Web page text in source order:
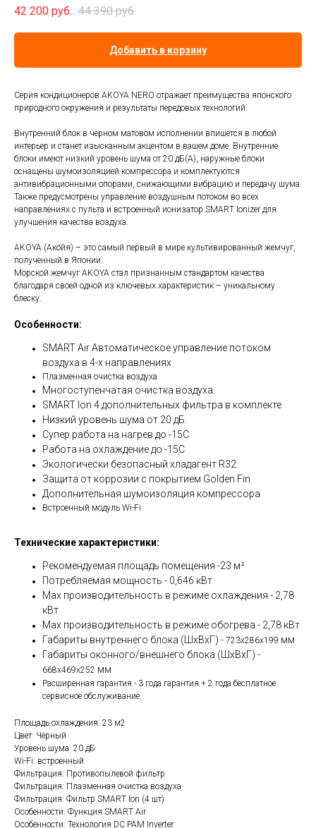
42 200 руб. 44 390 руб.
Добавить в корзину
Серия кондиционеров AKOYA NERO отражает преимущества японского
природного окружения и результаты передовых технологий.
Внутренний блок в черном матовом исполнении впишется в любой
интерьер и станет изысканным акцентом в вашем доме. Внутренние
блоки имеют низкий уровень шума от 20 дБ(А), наружные блоки
оснащены шумоизоляцией компрессора и комплектуются
антивибрационными опорами, снижающими вибрацию и передачу шума.
Также предусмотрены управление воздушным потоком во всех
направлениях с пульта и встроенный ионизатор SMART Ionizer для
улучшения качества воздуха.
AKOYA (Ако́йя) – это самый первый в мире культивированный жемчуг,
полученный в Японии.
Морской жемчуг AKOYA стал признанным стандартом качества
благодаря своей одной из ключевых характеристик – уникальному
блеску.
Особенности:
SMART Air Автоматическое управление потоком
воздуха в 4-х направлениях
Плазменная очистка воздуха
Многоступенчатая очистка воздуха.
SMART Ion 4 дополнительных фильтра в комплекте
Низкий уровень шума от 20 дБ.
Супер работа на нагрев до -15С
Работа на охлаждение до -15С
Экологически безопасный хладагент R32.
Защита от коррозии с покрытием Golden Fin
Дополнительная шумоизоляция компрессора
Встроенный модуль Wi-Fi
Технические характеристики:
Рекомендуемая площадь помещения -23 м²
Потребляемая мощность - 0,646 кВт
Мах производительность в режиме охлаждения - 2,78
кВт
Мах производительность в режиме обогрева - 2,78 кВт
Габариты внутреннего блока (ШхВхГ) - 723x286x199 мм
Габариты оконного/внешнего блока (ШхВхГ) -
668x469x252 мм
Расширенная гарантия - 3 года гарантия + 2 года бесплатное
сервисное обслуживание.
Площадь охлаждения: 23 м2
Цвет: Чёрный
Уровень шума: 20 дБ
Wi-Fi: встроенный
Фильтрация: Противопылевой фильтр
Фильтрация: Плазменная очистка воздуха
Фильтрация: Фильтр SMART Ion (4 шт)
Особенности: Функция SMART Air
Особенности: Технология DС PAM Inverter